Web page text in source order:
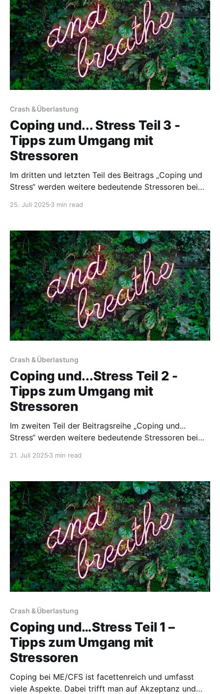
Crash & Überlastung
Coping und... Stress Teil 3 -
Tipps zum Umgang mit
Stressoren
Im dritten und letzten Teil des Beitrags „Coping und
Stress“ werden weitere bedeutende Stressoren bei
Temperaturstress, hormonelle Schwankungen und
darauf, wie Betroffene diese Stressoren erkennen und
bewältigen können, um eine Verschlechterung der
Symptome zu vermeiden. Neben praktischen Coping-
Tipps bieten auch
25. Juli 2025 3 min read
Crash & Überlastung
Coping und...Stress Teil 2 -
Tipps zum Umgang mit
Stressoren
Im zweiten Teil der Beitragsreihe „Coping und...
Stress“ werden weitere bedeutende Stressoren bei
Betroffene diese Stressoren erkennen und bewältigen
können, um eine Verschlechterung der Symptome zu
vermeiden. Praktische Coping-Tipps bieten dabei
wertvolle
21. Juli 2025 3 min read
Crash & Überlastung
Coping und…Stress Teil 1 –
Tipps zum Umgang mit
Stressoren
Coping bei ME/CFS ist facettenreich und umfasst
viele Aspekte. Dabei trifft man auf Akzeptanz und